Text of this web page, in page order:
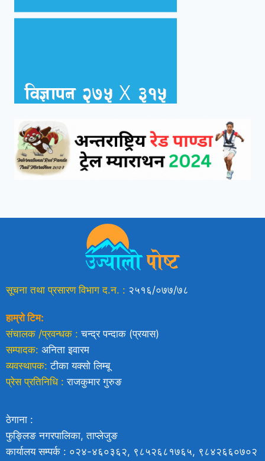
सूचना तथा प्रसारण विभाग द.न. : २५१६/०७७/७८
हाम्रो टिम:
संचालक /प्रवन्धक : चन्द्र पन्दाक (प्रयास)
सम्पादक: अनिता इवारम
व्यवस्थापक: टीका यक्साे लिम्बू
प्रेस प्रतिनिधि : राजकुमार गुरुङ
ठेगाना :
फुङ्लिङ नगरपालिका, ताप्लेजुङ
कार्यालय सम्पर्क : ०२४-४६०३६२, ९८५२६८१७६५, ९८४२६६०७०२